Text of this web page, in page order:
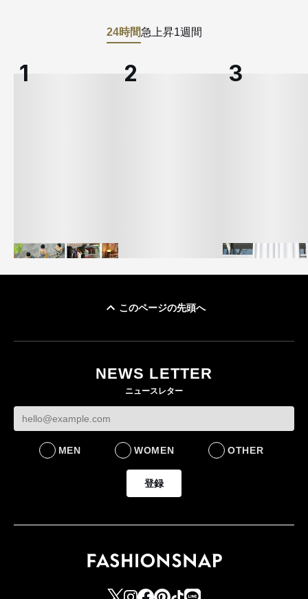
24時間急上昇1週間
LIFESTYLE
社長 「のんびりした
ら先はない」“前進”す
BUSINESS
BUSINESS
このページの先頭へ
NEWS LETTER
ニュースレター
MEN WOMEN OTHER
登録